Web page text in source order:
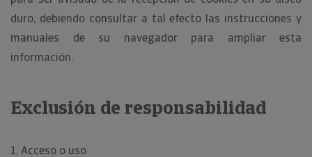
duro, debiendo consultar a tal efecto las instrucciones y
manuales de su navegador para ampliar esta
información.
Exclusión de responsabilidad
1. Acceso o uso